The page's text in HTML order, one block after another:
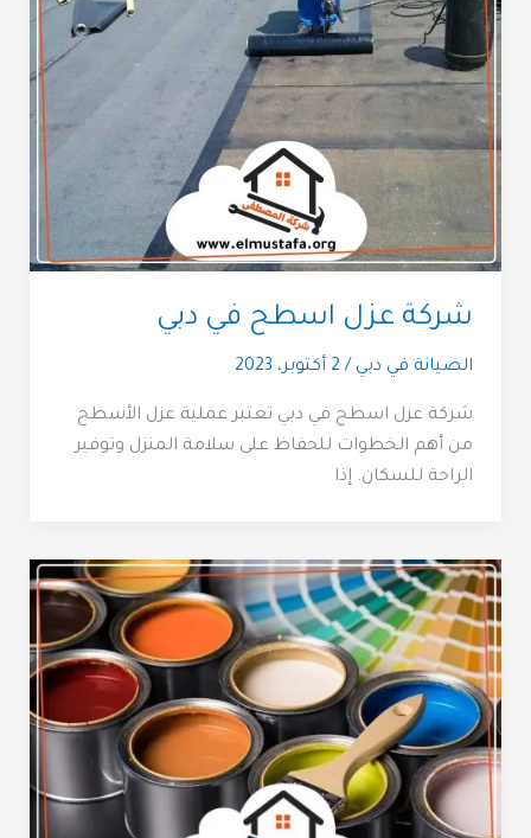
شركة عزل اسطح في دبي
الصيانة في دبي / 2 أكتوبر، 2023
شركة عزل اسطح في دبي تعتبر عملية عزل الأسطح
من أهم الخطوات للحفاظ على سلامة المنزل وتوفير
الراحة للسكان. إذا